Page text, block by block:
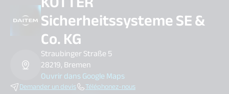
Sicherheitssysteme SE &
Co. KG
Straubinger Straße 5
28219, Bremen
Ouvrir dans Google Maps
Demander un devis Téléphonez-nous